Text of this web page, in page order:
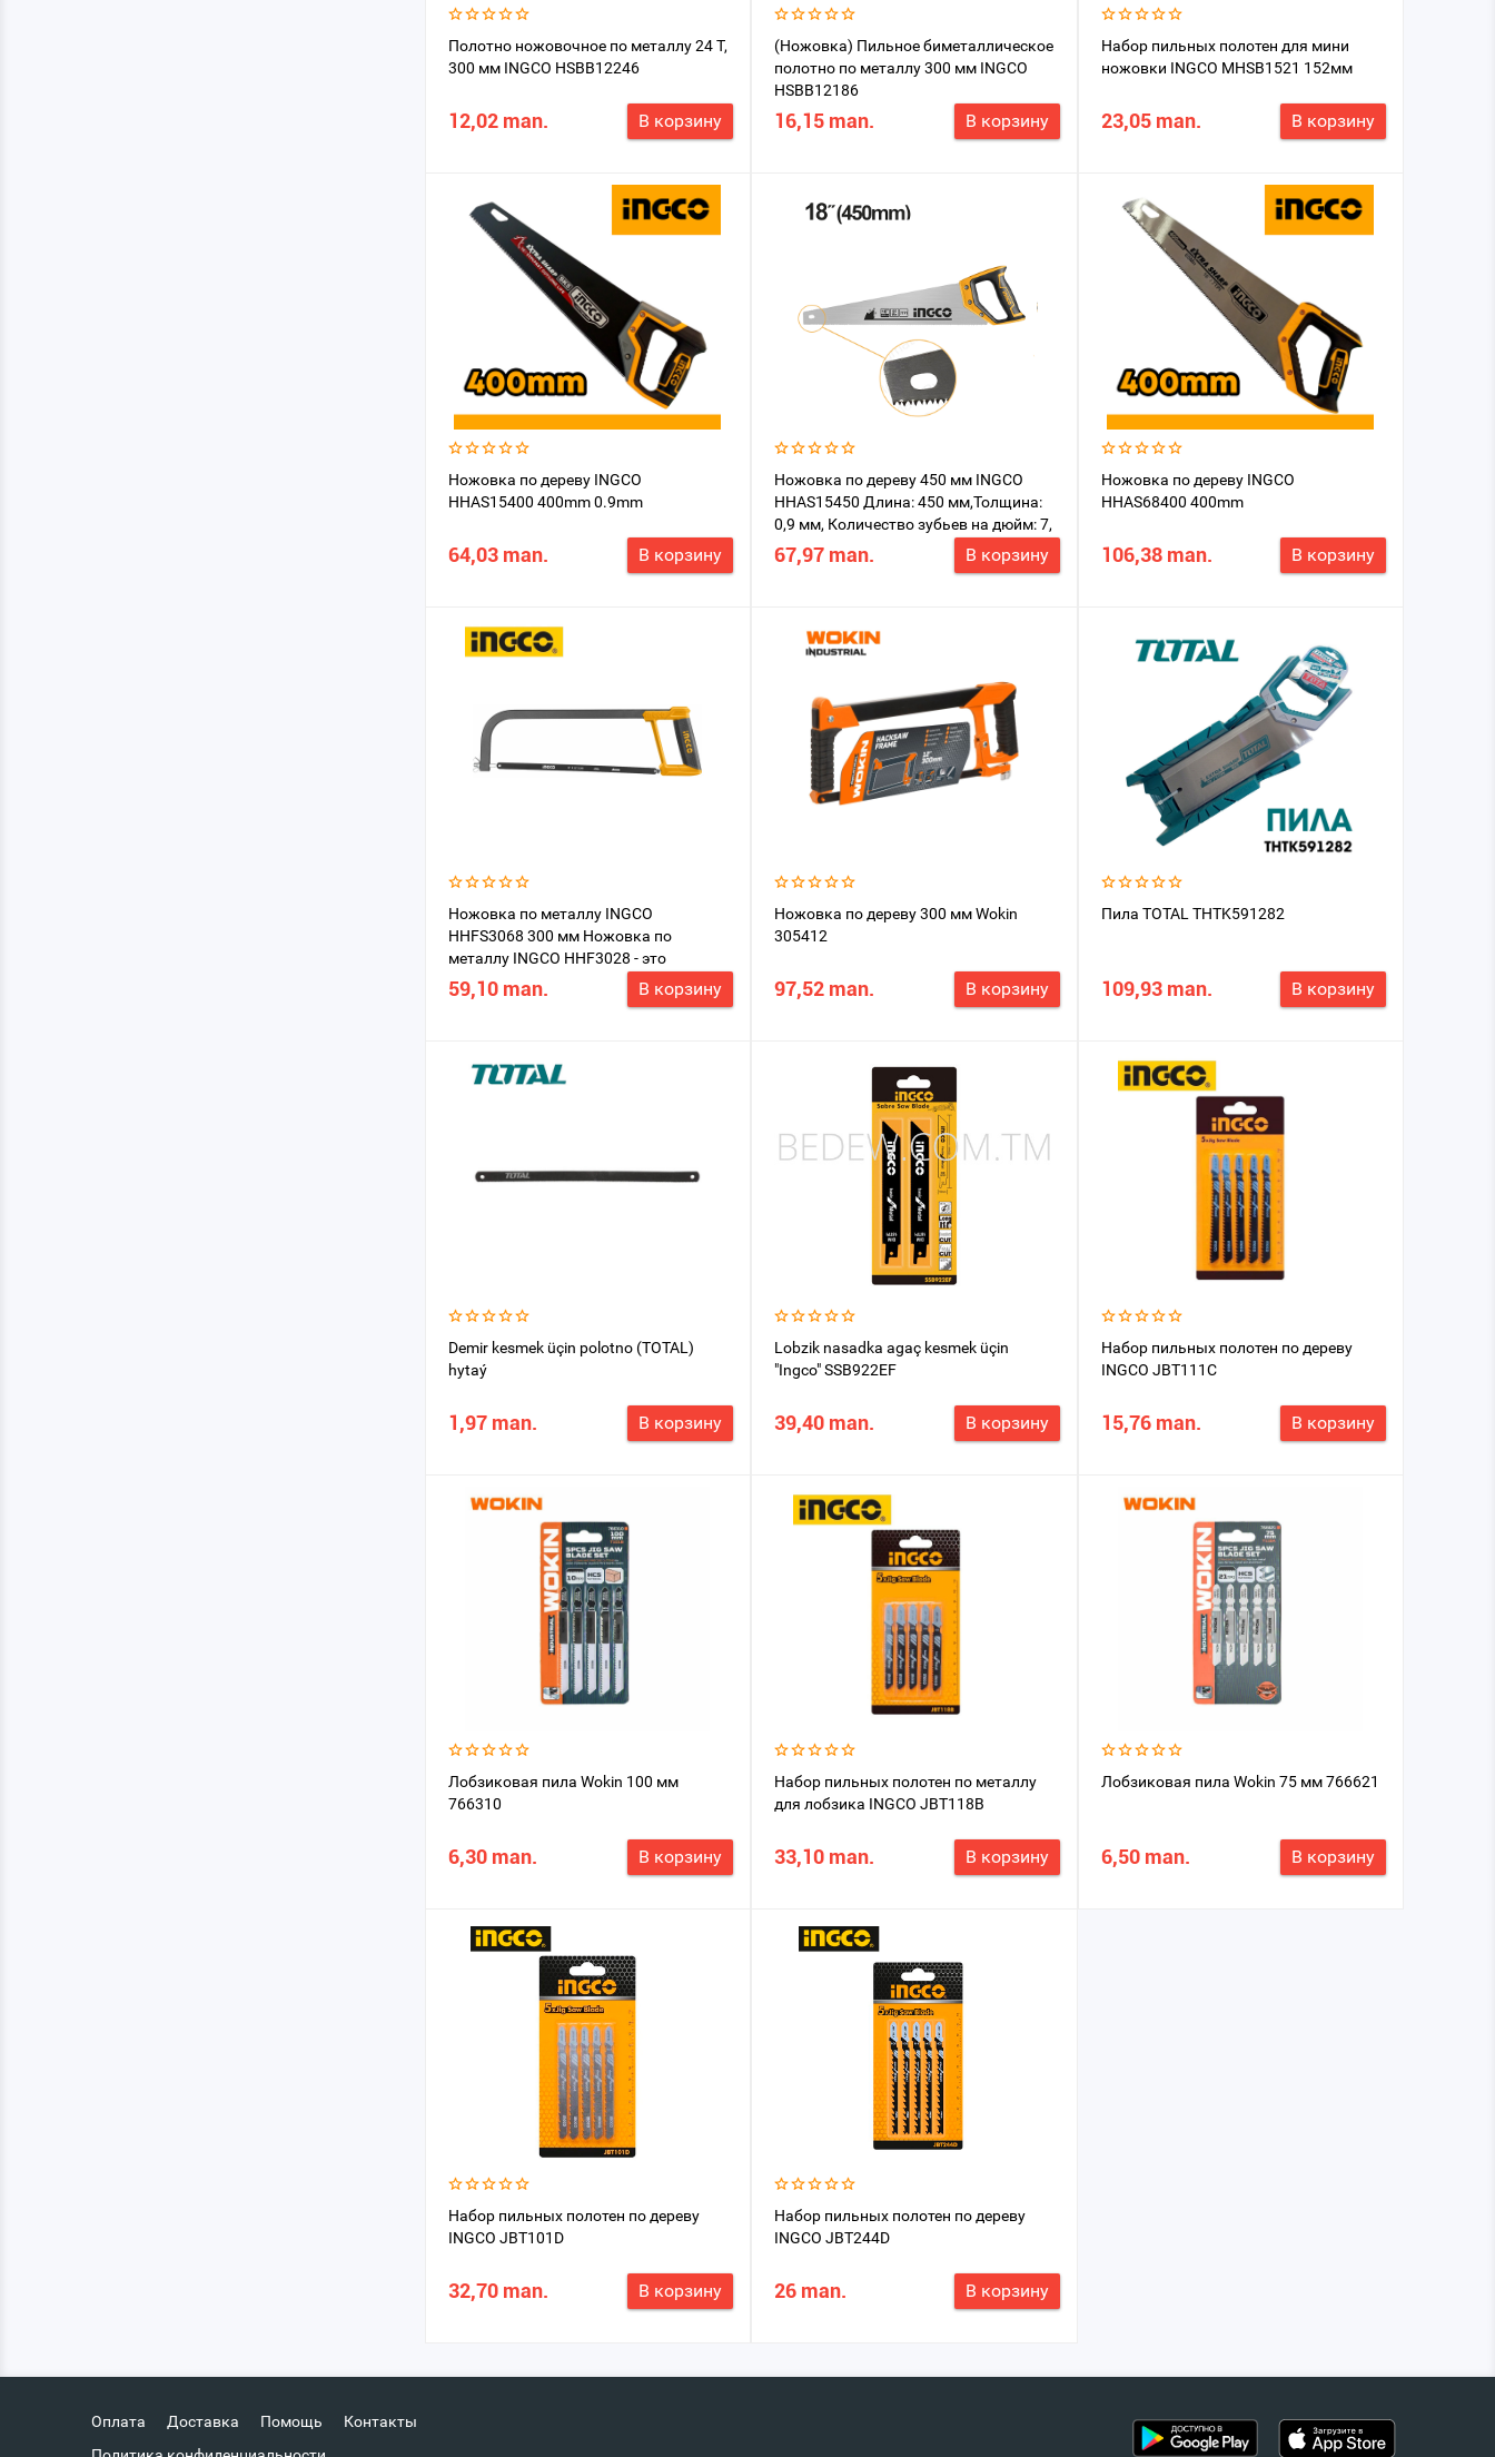
Полотно ножовочное по металлу 24 Т,
300 мм INGCO HSBB12246
12,02 man. В корзину
(Ножовка) Пильное биметаллическое
полотно по металлу 300 мм INGCO
HSBB12186
16,15 man. В корзину
Набор пильных полотен для мини
ножовки INGCO MHSB1521 152мм
23,05 man. В корзину
Ножовка по дереву INGCO
HHAS15400 400mm 0.9mm
64,03 man. В корзину
Ножовка по дереву 450 мм INGCO
HHAS15450 Длина: 450 мм,Толщина:
0,9 мм, Количество зубьев на дюйм: 7,
67,97 man. В корзину
Ножовка по дереву INGCO
HHAS68400 400mm
106,38 man. В корзину
Ножовка по металлу INGCO
HHFS3068 300 мм Ножовка по
металлу INGCO HHF3028 - это
простой в эксплуатации инструмент,
который пригодится как специалисту
59,10 man. В корзину
Ножовка по дереву 300 мм Wokin
305412
97,52 man. В корзину
Пила TOTAL THTK591282
109,93 man. В корзину
Demir kesmek üçin polotno (TOTAL)
hytaý
1,97 man. В корзину
Lobzik nasadka agaç kesmek üçin
"Ingco" SSB922EF
39,40 man. В корзину
Набор пильных полотен по дереву
INGCO JBT111C
15,76 man. В корзину
Лобзиковая пила Wokin 100 мм
766310
6,30 man. В корзину
Набор пильных полотен по металлу
для лобзика INGCO JBT118B
33,10 man. В корзину
Лобзиковая пила Wokin 75 мм 766621
6,50 man. В корзину
Набор пильных полотен по дереву
INGCO JBT101D
32,70 man. В корзину
Набор пильных полотен по дереву
INGCO JBT244D
26 man. В корзину
Оплата Доставка Помощь
Контакты